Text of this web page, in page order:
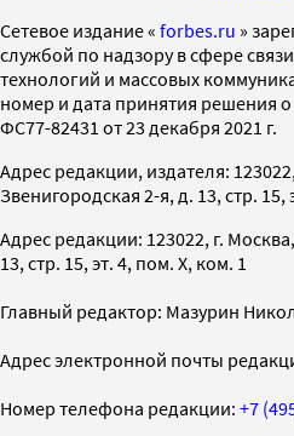
Cетевое издание « forbes.ru »
службой по надзору в сфере
технологий и массовых
номер и дата принятия решения
ФС77-82431 от 23 декабря 2021 г.
Адрес редакции, издателя:
Звенигородская 2-я, д. 13, стр. 15,
Адрес редакции: 123022, г.
13, стр. 15, эт. 4, пом. X, ком. 1
Главный редактор: Мазурин
Адрес электронной почты
Номер телефона редакции: +7